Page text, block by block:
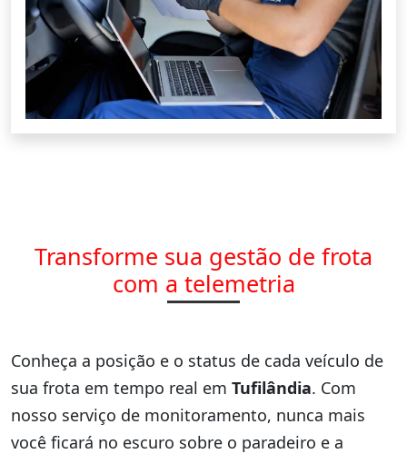
Transforme sua gestão de frota
com a telemetria
Conheça a posição e o status de cada veículo de
sua frota em tempo real em Tufilândia. Com
nosso serviço de monitoramento, nunca mais
você ficará no escuro sobre o paradeiro e a